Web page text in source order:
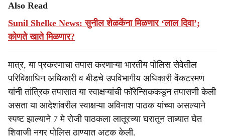
Also Read
Sunil Shelke News: सुनील शेळकेंना मिळणार ‘लाल दिवा’;
कोणते खाते मिळणार?
मात्र, या प्रकरणाचा तपास करणाऱ्या भारतीय पोलिस सेवेतील
परिविक्षाधिन अधिकारी व बीडचे उपविभागीय अधिकारी वेंकटरमण
यांनी तांत्रिक तपासात या स्वाक्षऱ्यांची फॉरेन्सिककडून तपासणी केली
असता या आदेशांवरील स्वाक्षऱ्या अविनाश पाठक यांच्या असल्याने
स्पष्ट झाल्याने 7 मे रोजी पाठकला लातूरच्या घरातून ताब्यात घेत
शिवाजी नगर पोलिस ठाण्यात अटक केली.